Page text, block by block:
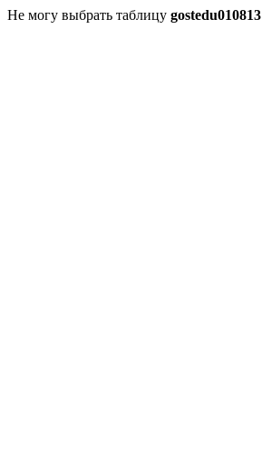
Не могу выбрать таблицу gostedu010813